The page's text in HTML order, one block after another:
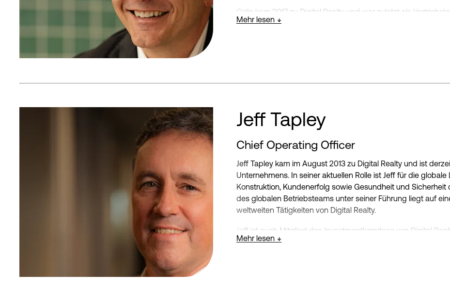
Colin kam 2017 zu Digital Realty und war zuletzt als
Führungspositionen bei Digital Realty zählen der Senior Vice
Mehr lesen
Jeff Tapley
Chief Operating Officer
Jeff Tapley kam im August 2013 zu Digital Realty und ist
Unternehmens. In seiner aktuellen Rolle ist Jeff für die
Konstruktion, Kundenerfolg sowie Gesundheit und
des globalen Betriebsteams unter seiner Führung liegt auf
weltweiten Tätigkeiten von Digital Realty.
Jeff ist auch Mitglied des Investmentkomitees von Digital
wurde, war Jeff als Managing Director von Digital Realty für
Mehr lesen